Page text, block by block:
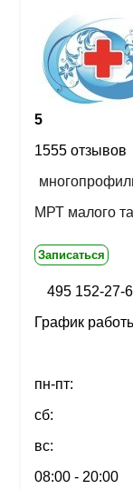
5
1555 отзывов
МРТ малого
Записаться
495 152-27-
График
пн-пт:
сб:
вс:
08:00 - 20:00